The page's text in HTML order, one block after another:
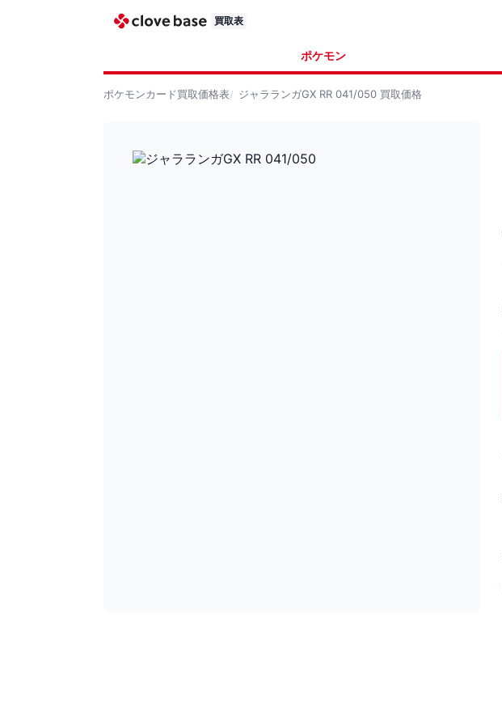
買取表
ポケモン
ポケモンカード買取価格表 ジャラランガGX RR 041/050 買取価格